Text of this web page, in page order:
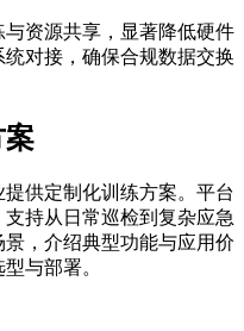
资源共享，显著降低硬件
对接，确保合规数据交换
案
供定制化训练方案。平台
持从日常巡检到复杂应急
，介绍典型功能与应用价
与部署。